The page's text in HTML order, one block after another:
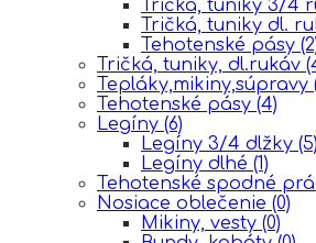
Tričká, tuniky 3/4
Tričká, tuniky dl.
Tehotenské pásy
Tričká, tuniky, dl.rukáv
Tepláky,mikiny,súpravy
Tehotenské pásy (4)
Legíny (6)
Legíny 3/4 dlžky (5)
Legíny dlhé (1)
Tehotenské spodné
Nosiace oblečenie (0)
Mikiny, vesty (0)